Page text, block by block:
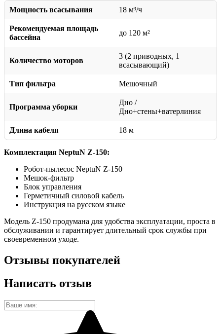
Мощность всасывания 18 м³/ч
Рекомендуемая площадь
бассейна
до 120 м²
Количество моторов
3 (2 приводных, 1
всасывающий)
Тип фильтра Мешочный
Программа уборки
Дно /
Дно+стены+ватерлиния
Длина кабеля 18 м
Комплектация NeptuN Z-150:
Робот-пылесос NeptuN Z-150
Мешок-фильтр
Блок управления
Герметичный силовой кабель
Инструкция на русском языке
Модель Z-150 продумана для удобства эксплуатации, проста в
обслуживании и гарантирует длительный срок службы при
своевременном уходе.
Отзывы покупателей
Написать отзыв